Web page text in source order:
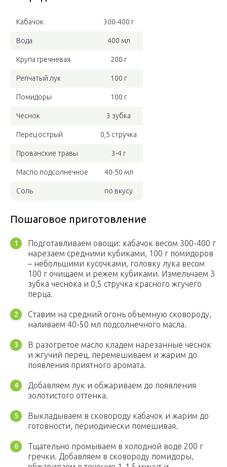
Кабачок 300-400 г
Вода 400 мл
Крупа гречневая 200 г
Репчатый лук 100 г
Помидоры 100 г
Чеснок 3 зубка
Перец острый 0,5 стручка
Прованские травы 3-4 г
Масло подсолнечное 40-50 мл
Соль по вкусу
Пошаговое приготовление
Подготавливаем овощи: кабачок весом 300-400 г
нарезаем средними кубиками, 100 г помидоров
– небольшими кусочками, головку лука весом
100 г очищаем и режем кубиками. Измельчаем 3
зубка чеснока и 0,5 стручка красного жгучего
перца.
Ставим на средний огонь объемную сковороду,
наливаем 40-50 мл подсолнечного масла.
В разогретое масло кладем нарезанные чеснок
и жгучий перец, перемешиваем и жарим до
появления приятного аромата.
Добавляем лук и обжариваем до появления
золотистого оттенка.
Выкладываем в сковороду кабачок и жарим до
готовности, периодически помешивая.
Тщательно промываем в холодной воде 200 г
гречки. Добавляем в сковороду помидоры,